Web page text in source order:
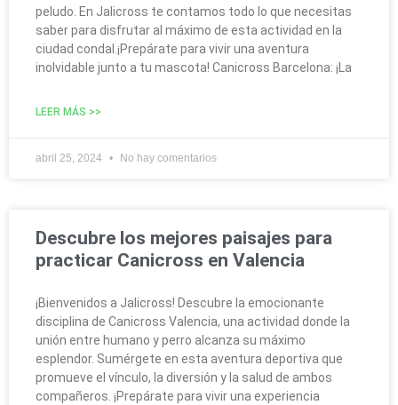
peludo. En Jalicross te contamos todo lo que necesitas
saber para disfrutar al máximo de esta actividad en la
ciudad condal.¡Prepárate para vivir una aventura
inolvidable junto a tu mascota! Canicross Barcelona: ¡La
LEER MÁS >>
abril 25, 2024 No hay comentarios
Descubre los mejores paisajes para
practicar Canicross en Valencia
¡Bienvenidos a Jalicross! Descubre la emocionante
disciplina de Canicross Valencia, una actividad donde la
unión entre humano y perro alcanza su máximo
esplendor. Sumérgete en esta aventura deportiva que
promueve el vínculo, la diversión y la salud de ambos
compañeros. ¡Prepárate para vivir una experiencia